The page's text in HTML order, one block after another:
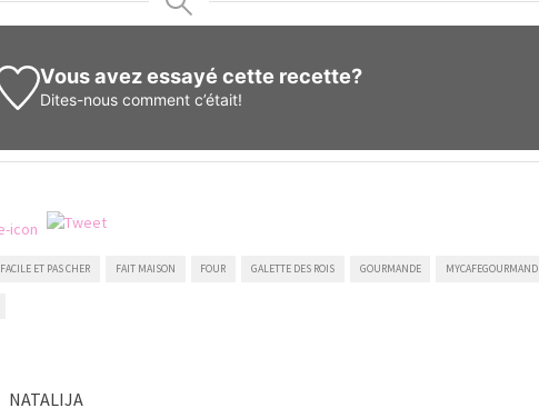
Vous avez essayé cette recette?
Dites-nouscomment c’était!
FACILE ET PAS CHER FAIT MAISON FOUR GALETTE DES ROIS GOURMANDE MYCAFEGOURMAND
NATALIJA